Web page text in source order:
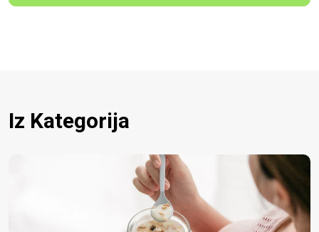
Iz Kategorija